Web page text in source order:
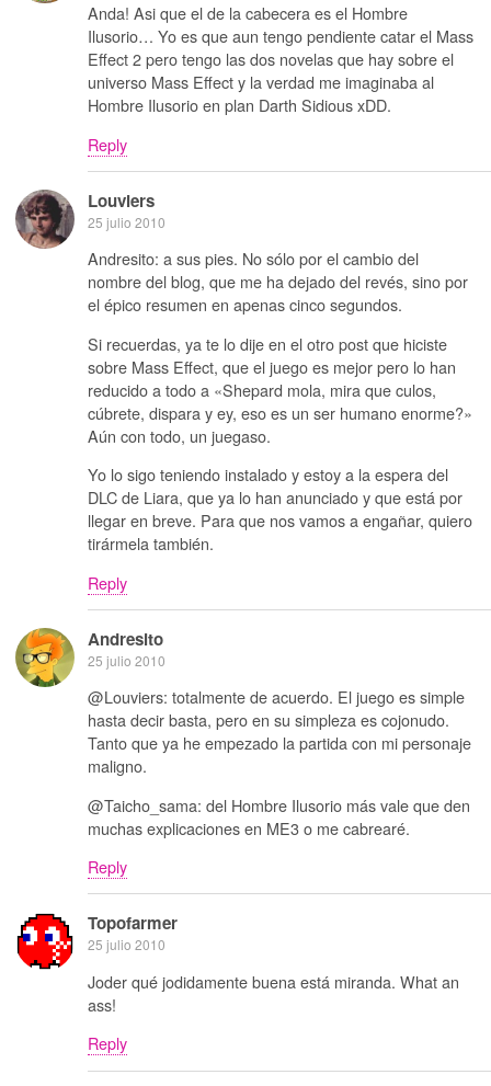
Anda! Asi que el de la cabecera es el Hombre
Ilusorio… Yo es que aun tengo pendiente catar el Mass
Effect 2 pero tengo las dos novelas que hay sobre el
universo Mass Effect y la verdad me imaginaba al
Hombre Ilusorio en plan Darth Sidious xDD.
Reply
Louviers
25 julio 2010
Andresito: a sus pies. No sólo por el cambio del
nombre del blog, que me ha dejado del revés, sino por
el épico resumen en apenas cinco segundos.
Si recuerdas, ya te lo dije en el otro post que hiciste
sobre Mass Effect, que el juego es mejor pero lo han
reducido a todo a «Shepard mola, mira que culos,
cúbrete, dispara y ey, eso es un ser humano enorme?»
Aún con todo, un juegaso.
Yo lo sigo teniendo instalado y estoy a la espera del
DLC de Liara, que ya lo han anunciado y que está por
llegar en breve. Para que nos vamos a engañar, quiero
tirármela también.
Reply
Andresito
25 julio 2010
@Louviers: totalmente de acuerdo. El juego es simple
hasta decir basta, pero en su simpleza es cojonudo.
Tanto que ya he empezado la partida con mi personaje
maligno.
@Taicho_sama: del Hombre Ilusorio más vale que den
muchas explicaciones en ME3 o me cabrearé.
Reply
Topofarmer
25 julio 2010
Joder qué jodidamente buena está miranda. What an
ass!
Reply